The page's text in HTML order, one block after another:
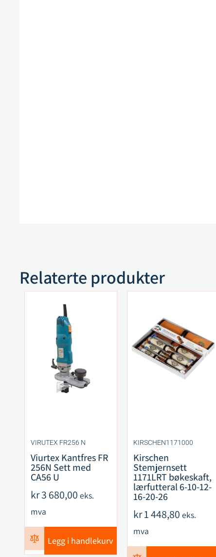
Relaterte produkter
VIRUTEX FR256 N
Viurtex Kantfres FR
256N Sett med
CA56 U
kr3 680,00 eks.
mva
Legg i handlekurv
KIRSCHEN1171000
Kirschen
Stemjernsett
1171LRT bøkeskaft,
lærfutteral 6-10-12-
16-20-26
kr1 448,80 eks.
mva